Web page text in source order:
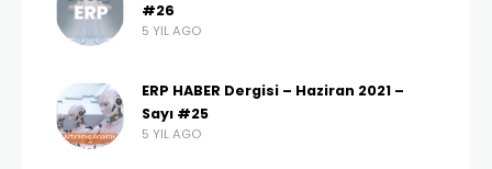
#26
5 YIL AGO
ERP HABER Dergisi – Haziran 2021 –
Sayı #25
5 YIL AGO